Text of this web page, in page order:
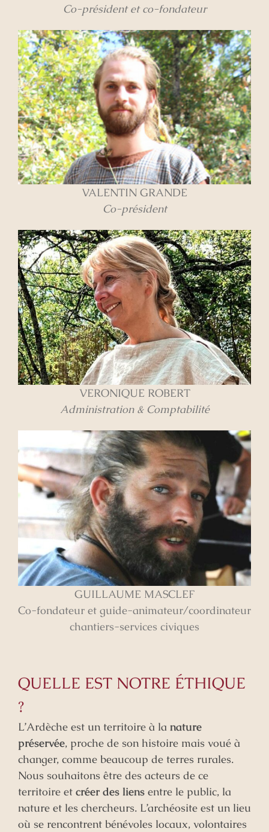
Co-président et co-fondateur
VALENTIN GRANDE
Co-président
VERONIQUE ROBERT
Administration & Comptabilité
GUILLAUME MASCLEF
Co-fondateur et guide-animateur/coordinateur
chantiers-services civiques
QUELLE EST NOTRE ÉTHIQUE
?
L’Ardèche est un territoire à la nature
préservée, proche de son histoire mais voué à
changer, comme beaucoup de terres rurales.
Nous souhaitons être des acteurs de ce
territoire et créer des liens entre le public, la
nature et les chercheurs. L’archéosite est un lieu
où se rencontrent bénévoles locaux, volontaires